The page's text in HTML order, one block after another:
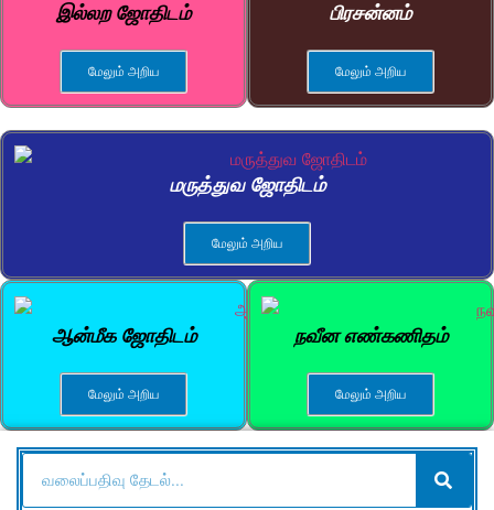
இல்லற ஜோதிடம்
மேலும் அறிய
பிரசன்னம்
மேலும் அறிய
மருத்துவ ஜோதிடம்
மேலும் அறிய
ஆன்மீக ஜோதிடம்
மேலும் அறிய
நவீன எண்கணிதம்
மேலும் அறிய